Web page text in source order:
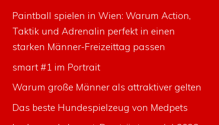
Paintball spielen in Wien: Warum Action,
Taktik und Adrenalin perfekt in einen
starken Männer-Freizeittag passen
smart #1 im Portrait
Warum große Männer als attraktiver gelten
Das beste Hundespielzeug von Medpets